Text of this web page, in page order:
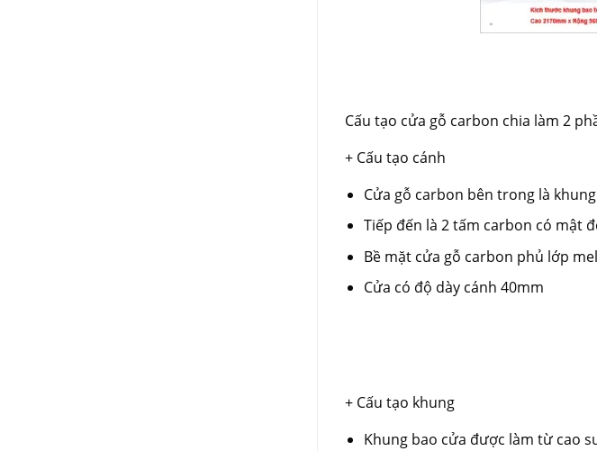
Cấu tạo cửa gỗ carbon chia làm 2
+ Cấu tạo cánh
Cửa gỗ carbon bên trong là
Tiếp đến là 2 tấm carbon có mật
Bề mặt cửa gỗ carbon phủ lớp
Cửa có độ dày cánh 40mm
+ Cấu tạo khung
Khung bao cửa được làm từ cao